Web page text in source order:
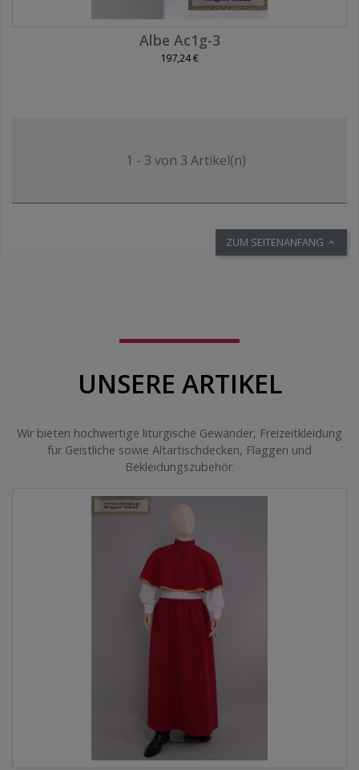
Albe Ac1g-3
197,24 €
1 - 3 von 3 Artikel(n)
ZUM SEITENANFANG 
UNSERE ARTIKEL
Wir bieten hochwertige liturgische Gewänder, Freizeitkleidung
für Geistliche sowie Altartischdecken, Flaggen und
Bekleidungszubehör.